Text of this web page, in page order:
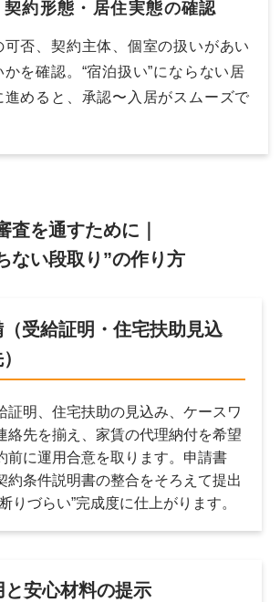
約形態・居住実態の確認
否、契約主体、個室の扱いがあい
を確認。“宿泊扱い”にならない居
めると、承認〜入居がスムーズで
査を通すために｜
ない段取り”の作り方
受給証明・住宅扶助見込
証明、住宅扶助の見込み、ケースワ
絡先を揃え、家賃の代理納付を希望
前に運用合意を取ります。申請書
約条件説明書の整合をそろえて提出
りづらい”完成度に仕上がります。
と安心材料の提示